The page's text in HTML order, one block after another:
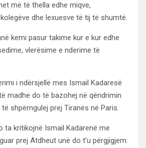
më të thella edhe miqve,
dhe lexuesve të tij të shumtë.
kemi pasur takime kur e kur edhe
vlerësime e nderime të
i ndërsjellë mes Ismail Kadaresë
madhe do të bazohej në qëndrimin
shpërngulej prej Tiranës në Paris.
ta kritikojnë Ismail Kadarenë me
prej Atdheut unë do t’u përgjigjem: